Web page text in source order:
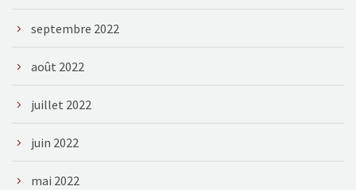
septembre 2022
août 2022
juillet 2022
juin 2022
mai 2022